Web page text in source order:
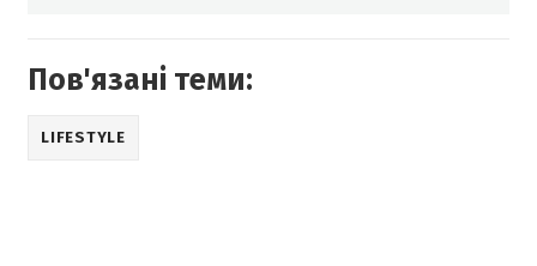
Пов'язані теми:
LIFESTYLE